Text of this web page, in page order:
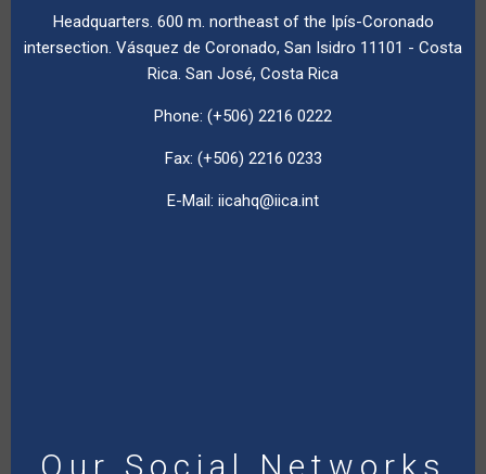
Headquarters. 600 m. northeast of the Ipís-Coronado
intersection. Vásquez de Coronado, San Isidro 11101 - Costa
Rica. San José, Costa Rica
Phone: (+506) 2216 0222
Fax: (+506) 2216 0233
E-Mail: iicahq@iica.int
Our Social Networks